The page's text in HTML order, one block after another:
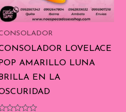
LOVELACE
AMARILLO LUNA
EN LA